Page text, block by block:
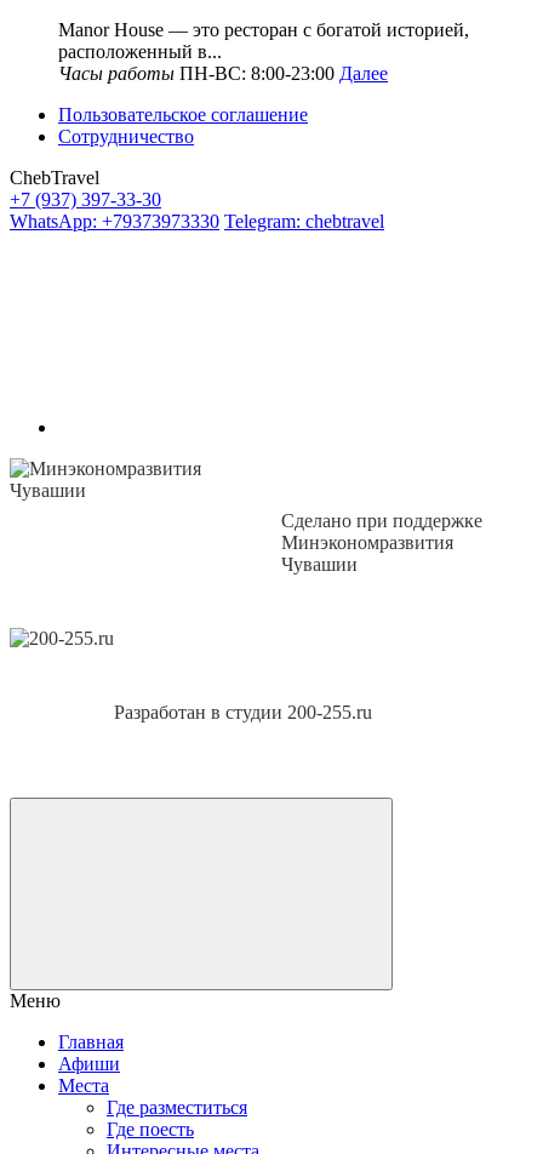
Manor House — это ресторан с богатой историей,
расположенный в...
Часы работы ПН-ВС: 8:00-23:00 Далее
Пользовательское соглашение
Сотрудничество
ChebTravel
+7 (937) 397-33-30
WhatsApp: +79373973330 Telegram: chebtravel
Сделано при поддержке
Минэкономразвития
Чувашии
Разработан в студии 200-255.ru
Меню
Главная
Афиши
Места
Где разместиться
Где поесть